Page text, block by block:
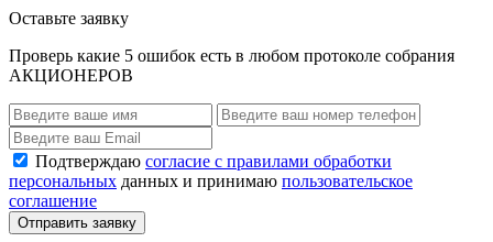
Оставьте заявку
Проверь какие 5 ошибок есть в любом протоколе собрания
АКЦИОНЕРОВ
Подтверждаю согласие с правилами обработки
персональных данных и принимаю пользовательское
соглашение
Отправить заявку